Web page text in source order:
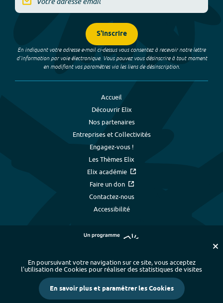
S'inscrire
En indiquant votre adresse e-mail ci-dessus vous consentez à recevoir notre lettre
d’information par voie électronique. Vous pouvez vous désinscrire à tout moment
en modifiant vos paramètres via les liens de désinscription.
Accueil
Découvrir Elix
Nos partenaires
Entreprises et Collectivités
Engagez-vous !
Les Thèmes Elix
Elix académie
Faire un don
Contactez-nous
Accessibilité
Plan du site - Index alphabétique
-
Mentions légales et données personnelles
- Paramétrer les cookies
Crédits
En poursuivant votre navigation sur ce site, vous acceptez
l’utilisation de Cookies pour réaliser des statistiques de visites
En savoir plus et paramétrer les Cookies